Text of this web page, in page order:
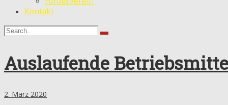
Kontakt
Auslaufende
2. März 2020